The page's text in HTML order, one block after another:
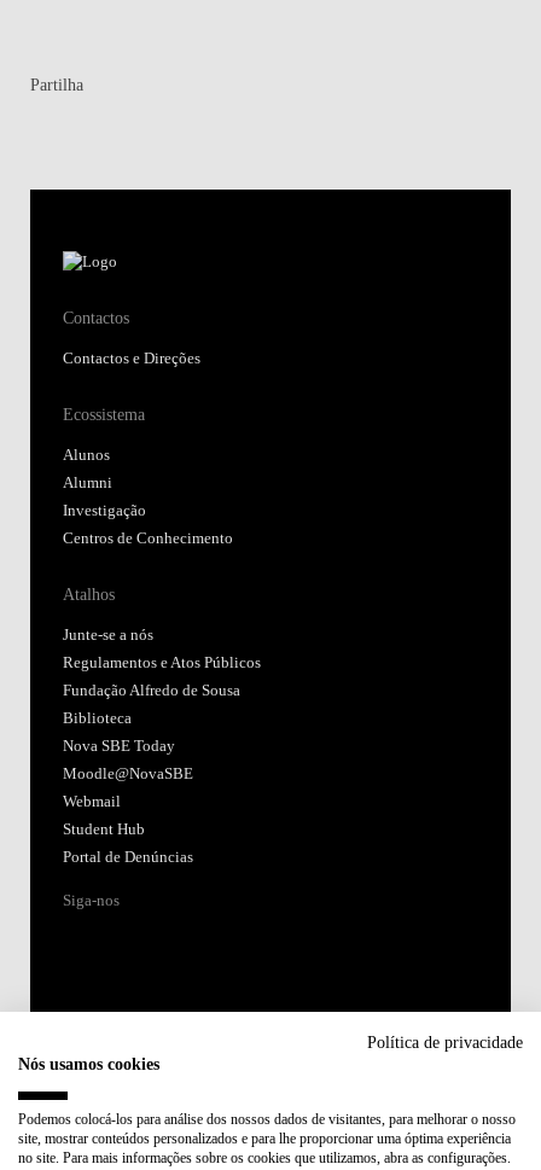
Partilha
Contactos
Contactos e Direções
Ecossistema
Alunos
Alumni
Investigação
Centros de Conhecimento
Atalhos
Junte-se a nós
Regulamentos e Atos Públicos
Fundação Alfredo de Sousa
Biblioteca
Nova SBE Today
Moodle@NovaSBE
Webmail
Student Hub
Portal de Denúncias
Siga-nos
Membro de:
Política de privacidade
Nós usamos cookies
Podemos colocá-los para análise dos nossos dados de visitantes, para melhorar o nosso
site, mostrar conteúdos personalizados e para lhe proporcionar uma óptima experiência
no site. Para mais informações sobre os cookies que utilizamos, abra as configurações.